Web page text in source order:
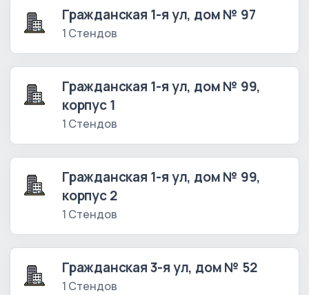
Гражданская 1-я ул, дом № 97
1 Стендов
Гражданская 1-я ул, дом № 99,
корпус 1
1 Стендов
Гражданская 1-я ул, дом № 99,
корпус 2
1 Стендов
Гражданская 3-я ул, дом № 52
1 Стендов